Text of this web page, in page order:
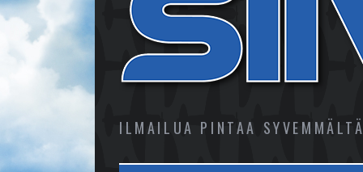
ILMAILUA PINTAA